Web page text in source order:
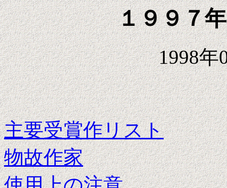
１９９７
1998年
主要受賞作リスト
物故作家